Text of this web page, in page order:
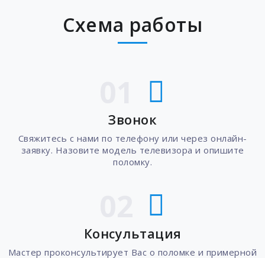
Схема работы
Звонок
Свяжитесь с нами по телефону или через онлайн-
заявку. Назовите модель телевизора и опишите
поломку.
Консультация
Мастер проконсультирует Вас о поломке и примерной